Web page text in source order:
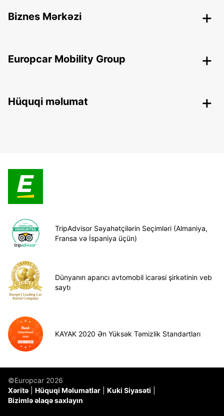
Biznes Mərkəzi
Europcar Mobility Group
Hüquqi məlumat
TripAdvisor Səyahətçilərin Seçimləri (Almaniya,
Fransa və İspaniya üçün)
Dünyanın aparıcı avtomobil icarəsi şirkətinin veb
saytı
KAYAK 2020 Ən Yüksək Təmizlik Standartları
©Europcar 2026
Xəritə
Hüquqi Məlumatlar
Kuki Siyasəti
Bizimlə əlaqə saxlayın